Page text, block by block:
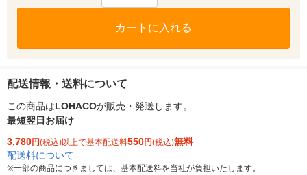
カートに入れる
配送情報・送料について
この商品はLOHACOが販売・発送します。
最短翌日お届け
3,780円(税込)以上で基本配送料550円(税込)無料
配送料について
※一部の商品につきましては、基本配送料を当社が負担いたします。